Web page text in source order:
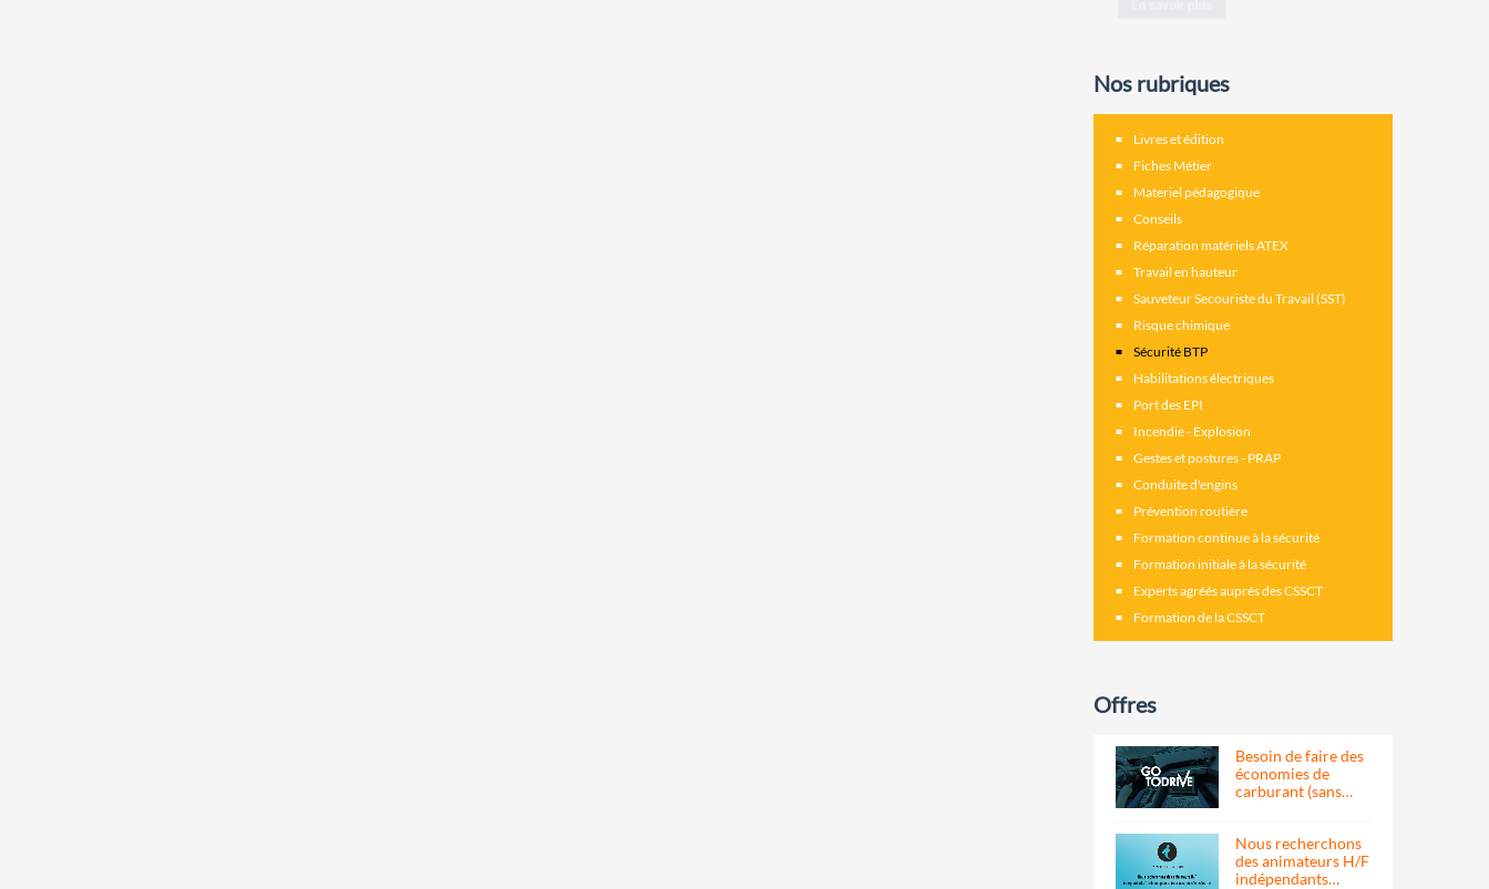
Nos rubriques
Livres et édition
Fiches Métier
Materiel pédagogique
Conseils
Réparation matériels ATEX
Travail en hauteur
Sauveteur Secouriste du Travail (SST)
Risque chimique
Sécurité BTP
Habilitations électriques
Port des EPI
Incendie - Explosion
Gestes et postures - PRAP
Conduite d'engins
Prévention routière
Formation continue à la sécurité
Formation initiale à la sécurité
Experts agréés auprés des CSSCT
Formation de la CSSCT
Offres
Besoin de faire des
économies de
carburant (sans…
Nous recherchons
des animateurs H/F
indépendants…